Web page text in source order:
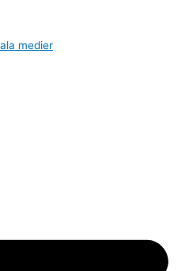
medier